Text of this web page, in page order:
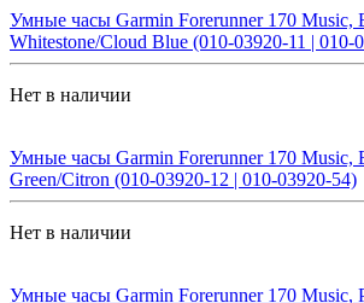
Умные часы Garmin Forerunner 170 Music,
Whitestone/Cloud Blue (010-03920-11 | 010-
Нет в наличии
Умные часы Garmin Forerunner 170 Music,
Green/Citron (010-03920-12 | 010-03920-54)
Нет в наличии
Умные часы Garmin Forerunner 170 Music,